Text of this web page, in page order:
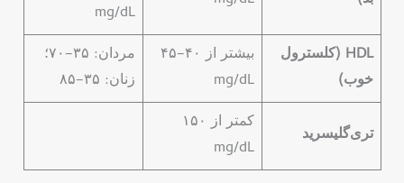
mg/dL
HDL (کلسترول
خوب)
بیشتر از ۴۰–۴۵
mg/dL
مردان: ۳۵–۷۰؛
زنان: ۳۵–۸۵
تری‌گلیسرید
کمتر از ۱۵۰
mg/dL